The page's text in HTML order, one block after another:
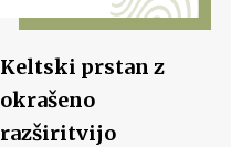
Keltski prstan z
okrašeno
razširitvijo